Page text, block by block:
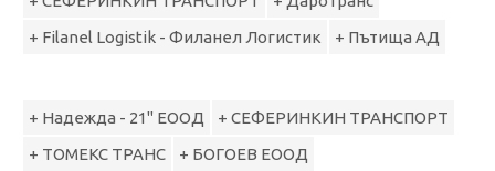
+ Filanel Logistik - Филанел Логистик
+ Пътища АД
+ Надежда - 21" ЕООД
+ СЕФЕРИНКИН ТРАНСПОРТ
+ ТОМЕКС ТРАНС
+ БОГОЕВ ЕООД